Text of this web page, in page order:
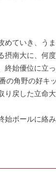
めていき、う
摂南大に、何
終始優位に立
の角野の好キ
り戻した立命
始ボールに絡